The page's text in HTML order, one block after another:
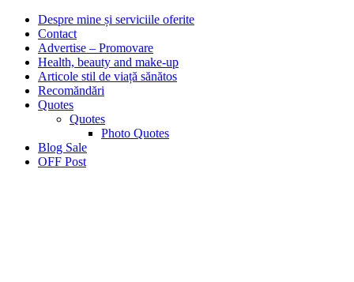
Despre mine și serviciile oferite
Contact
Advertise – Promovare
Health, beauty and make-up
Articole stil de viață sănătos
Recomăndări
Quotes
Quotes
Photo Quotes
Blog Sale
OFF Post